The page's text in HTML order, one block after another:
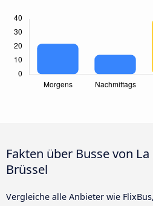
Fakten über Busse von
Brüssel
Vergleiche alle Anbieter wie